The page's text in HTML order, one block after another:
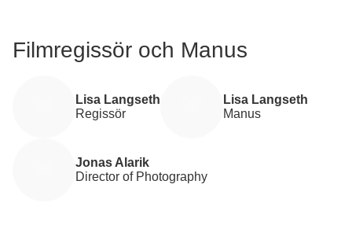
Filmregissör och Manus
Lisa Langseth
Regissör
Lisa Langseth
Manus
Jonas Alarik
Director of Photography